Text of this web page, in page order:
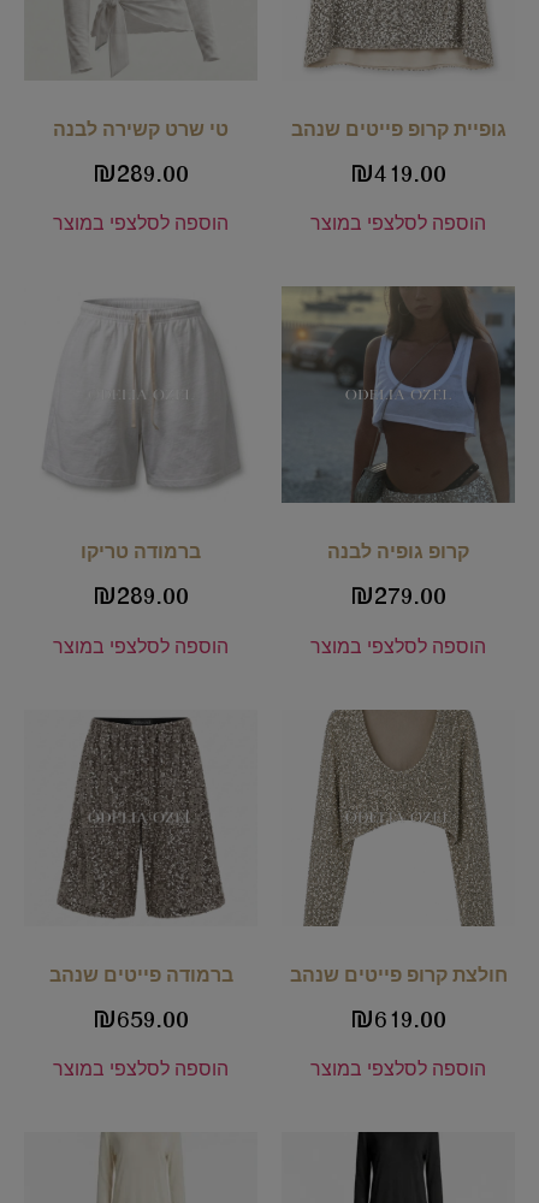
גופיית קרופ פייטים שנהב
₪419.00
הוספה לסלצפי במוצר
טי שרט קשירה לבנה
₪289.00
הוספה לסלצפי במוצר
קרופ גופיה לבנה
₪279.00
הוספה לסלצפי במוצר
ברמודה טריקו
₪289.00
הוספה לסלצפי במוצר
חולצת קרופ פייטים שנהב
₪619.00
הוספה לסלצפי במוצר
ברמודה פייטים שנהב
₪659.00
הוספה לסלצפי במוצר